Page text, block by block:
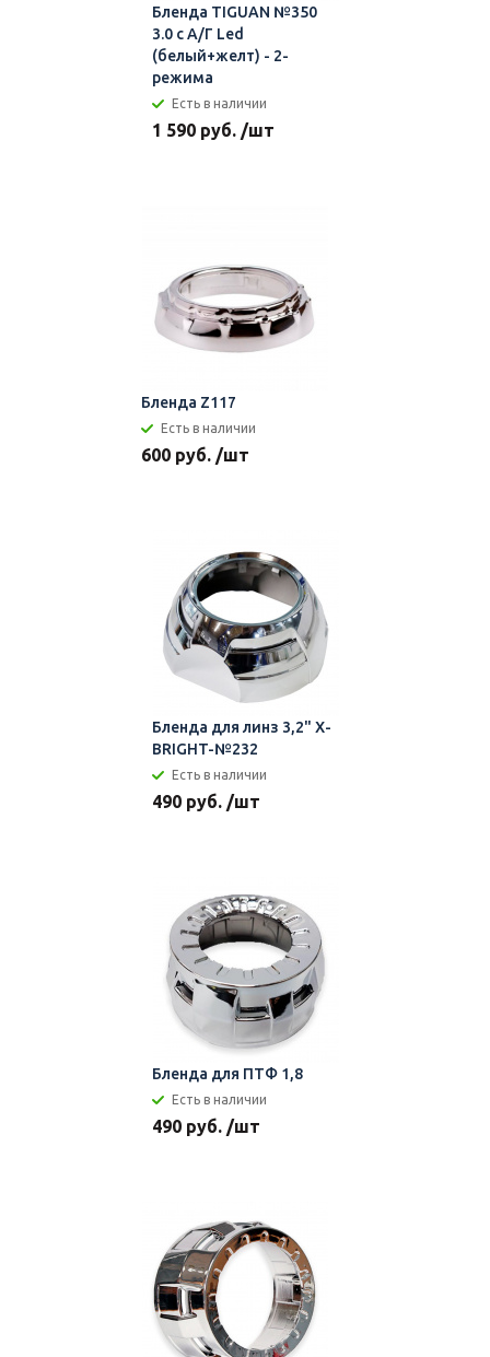
Бленда TIGUAN №350
3.0 с А/Г Led
(белый+желт) - 2-
режима
Есть в наличии
1 590 руб. /шт
Бленда Z117
Есть в наличии
600 руб. /шт
Бленда для линз 3,2" X-
BRIGHT-№232
Есть в наличии
490 руб. /шт
Бленда для ПТФ 1,8
Есть в наличии
490 руб. /шт